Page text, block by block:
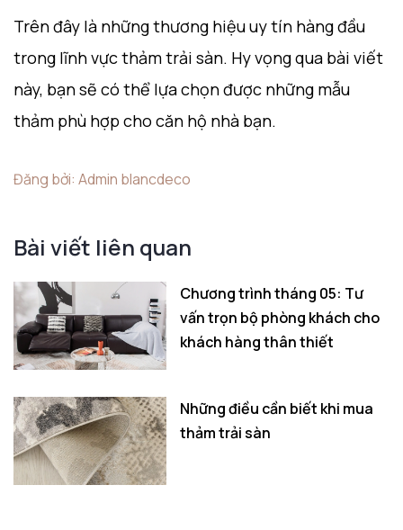
Trên đây là những thương hiệu uy tín hàng đầu
trong lĩnh vực thảm trải sàn. Hy vọng qua bài viết
này, bạn sẽ có thể lựa chọn được những mẫu
thảm phù hợp cho căn hộ nhà bạn.
Đăng bởi: Admin blancdeco
Bài viết liên quan
Chương trình tháng 05: Tư
vấn trọn bộ phòng khách cho
khách hàng thân thiết
Những điều cần biết khi mua
thảm trải sàn